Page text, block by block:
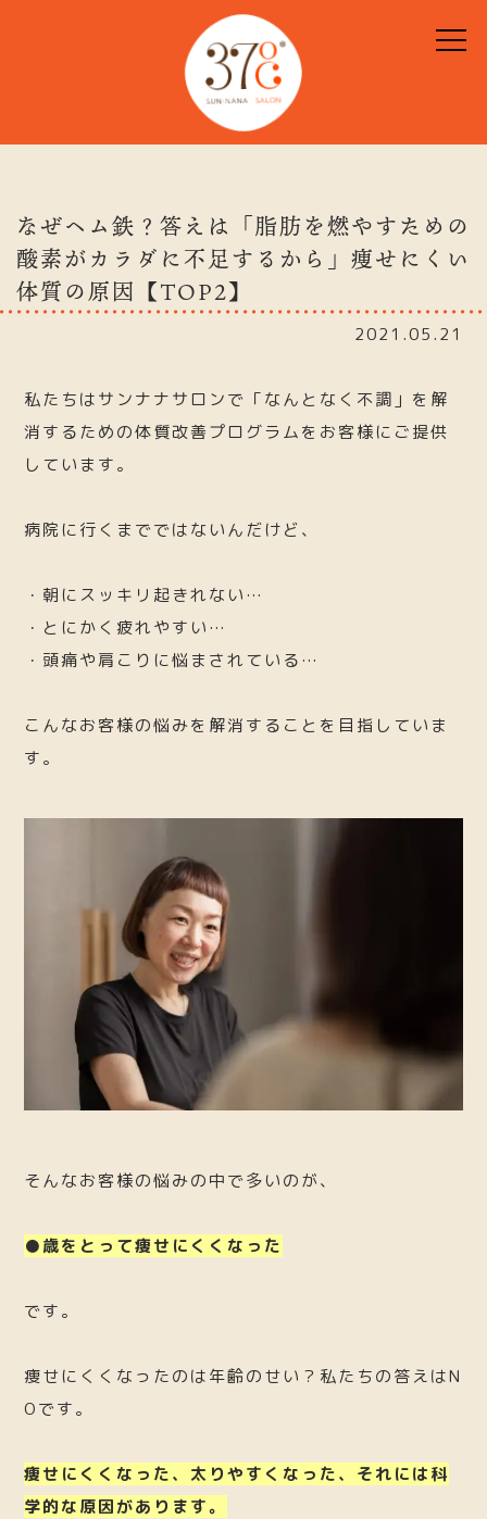
なぜヘム鉄？答えは「脂肪を燃やすための
酸素がカラダに不足するから」痩せにくい
体質の原因【TOP2】
2021.05.21
私たちはサンナナサロンで「なんとなく不調」を解
消するための体質改善プログラムをお客様にご提供
しています。
病院に行くまでではないんだけど、
・朝にスッキリ起きれない…
・とにかく疲れやすい…
・頭痛や肩こりに悩まされている…
こんなお客様の悩みを解消することを目指していま
す。
そんなお客様の悩みの中で多いのが、
●歳をとって痩せにくくなった
です。
痩せにくくなったのは年齢のせい？私たちの答えはN
Oです。
痩せにくくなった、太りやすくなった、それには科
学的な原因があります。